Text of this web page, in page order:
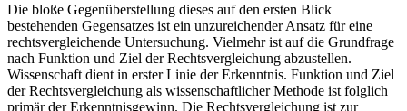
Die bloße Gegenüberstellung dieses auf den ersten Blick
bestehenden Gegensatzes ist ein unzureichender Ansatz für eine
rechtsvergleichende Untersuchung. Vielmehr ist auf die Grundfrage
nach Funktion und Ziel der Rechtsvergleichung abzustellen.
Wissenschaft dient in erster Linie der Erkenntnis. Funktion und Ziel
der Rechtsvergleichung als wissenschaftlicher Methode ist folglich
primär der Erkenntnisgewinn. Die Rechtsvergleichung ist zur